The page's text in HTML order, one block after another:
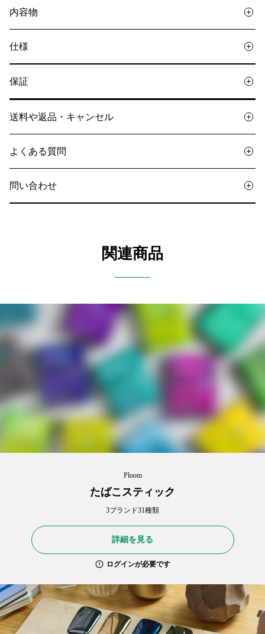
内容物
仕様
保証
送料や返品・キャンセル
よくある質問
問い合わせ
関連商品
Ploom
たばこスティック
3ブランド31種類
詳細を見る
ログインが必要です